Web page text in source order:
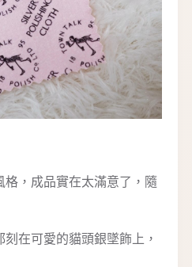
，成品實在太滿意了，隨
在可愛的貓頭銀墜飾上，